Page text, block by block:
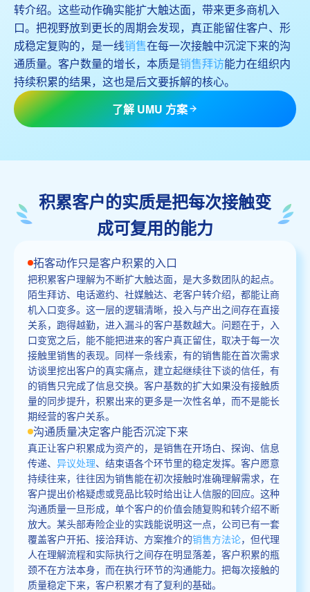
转介绍。这些动作确实能扩大触达面，带来更多商机入
口。把视野放到更长的周期会发现，真正能留住客户、形
成稳定复购的，是一线销售在每一次接触中沉淀下来的沟
通质量。客户数量的增长，本质是销售拜访能力在组织内
持续积累的结果，这也是后文要拆解的核心。
了解 UMU 方案
积累客户的实质是把每次接触变
成可复用的能力
拓客动作只是客户积累的入口
把积累客户理解为不断扩大触达面，是大多数团队的起点。
陌生拜访、电话邀约、社媒触达、老客户转介绍，都能让商
机入口变多。这一层的逻辑清晰，投入与产出之间存在直接
关系，跑得越勤，进入漏斗的客户基数越大。问题在于，入
口变宽之后，能不能把进来的客户真正留住，取决于每一次
接触里销售的表现。同样一条线索，有的销售能在首次需求
访谈里挖出客户的真实痛点，建立起继续往下谈的信任，有
的销售只完成了信息交换。客户基数的扩大如果没有接触质
量的同步提升，积累出来的更多是一次性名单，而不是能长
期经营的客户关系。
沟通质量决定客户能否沉淀下来
真正让客户积累成为资产的，是销售在开场白、探询、信息
传递、 异议处理、结束语各个环节里的稳定发挥。客户愿意
持续往来，往往因为销售能在初次接触时准确理解需求，在
客户提出价格疑虑或竞品比较时给出让人信服的回应。这种
沟通质量一旦形成，单个客户的价值会随复购和转介绍不断
放大。某头部寿险企业的实践能说明这一点，公司已有一套
覆盖客户开拓、接洽拜访、方案推介的销售方法论，但代理
人在理解流程和实际执行之间存在明显落差，客户积累的瓶
颈不在方法本身，而在执行环节的沟通能力。把每次接触的
质量稳定下来，客户积累才有了复利的基础。